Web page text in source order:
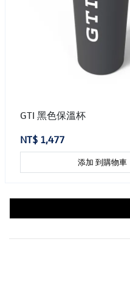
GTI 黑色保溫杯
NT$ 1,477
添加 到購物車